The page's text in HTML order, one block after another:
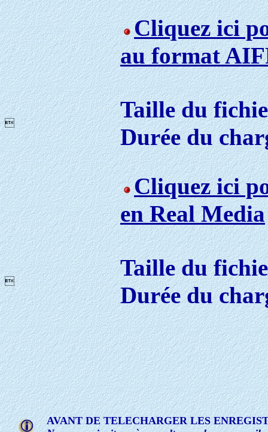
Cliquez ici
au format

Taille du
Durée du
Cliquez ici
en Real Media

Taille du
Durée du
AVANT DE TELECHARGER LES